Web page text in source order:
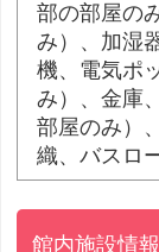
部の部屋の
み）、加湿
機、電気ポ
み）、金庫
部屋のみ）
織、バスロ
館内施設情報